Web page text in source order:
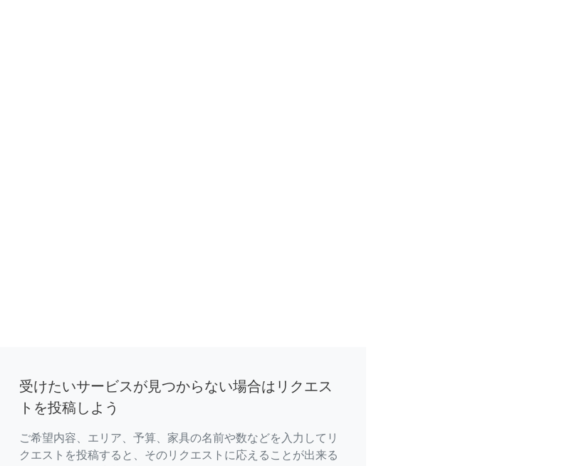
受けたいサービスが見つからない場合はリクエス
トを投稿しよう
ご希望内容、エリア、予算、家具の名前や数などを入力してリ
クエストを投稿すると、そのリクエストに応えることが出来る